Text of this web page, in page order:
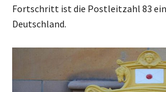
Fortschritt ist die Postleitzahl 83
Deutschland.